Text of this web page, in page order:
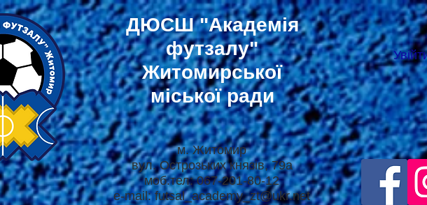
ДЮСШ"Академія
футзалу"
Житомирської
міської ради
м. Житомир
вул. Острозьких князів, 79а
моб.тел: 067-201-80-12
e-mail: futsal_academy_zt@ukr.net